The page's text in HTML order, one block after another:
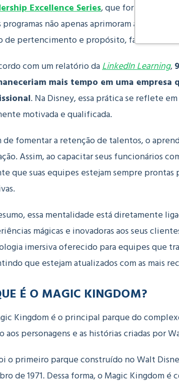
Excellence Series, que forma líderes
programas não apenas aprimoram as
de pertencimento e propósito, fatores
com um relatório daLinkedIn Learning,
mais tempo em uma
. Na Disney, essa prática se reflete
motivada e qualificada.
de fomentar a retenção de talentos, o
Assim, ao capacitar seus funcionários
que suas equipes estejam sempre
essa mentalidade está diretamente
mágicas e inovadoras aos seus
imersiva oferecido para equipes que
que estejam atualizados com as mais
É O MAGIC KINGDOM?
Kingdom é o principal parque do
aos personagens e as histórias criadas por
o primeiro parque construído no Walt
de 1971. Dessa forma, o Magic Kingdom